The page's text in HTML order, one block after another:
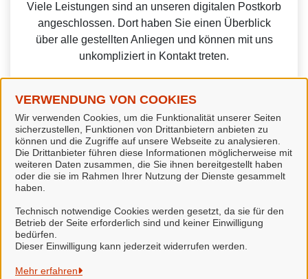
VERWENDUNG VON COOKIES
Wir verwenden Cookies, um die Funktionalität unserer Seiten
sicherzustellen, Funktionen von Drittanbietern anbieten zu
können und die Zugriffe auf unsere Webseite zu analysieren.
Die Drittanbieter führen diese Informationen möglicherweise mit
weiteren Daten zusammen, die Sie ihnen bereitgestellt haben
oder die sie im Rahmen Ihrer Nutzung der Dienste gesammelt
haben.
Technisch notwendige Cookies werden gesetzt, da sie für den
Betrieb der Seite erforderlich sind und keiner Einwilligung
bedürfen.
Dieser Einwilligung kann jederzeit widerrufen werden.
Mehr erfahren
Viele Leistungen sind an unseren digitalen Postkorb
angeschlossen. Dort haben Sie einen Überblick
über alle gestellten Anliegen und können mit uns
unkompliziert in Kontakt treten.
Weitere Informationen zur BundID finden Sie auf der
FAQ-Seite des Bundes.
Stadt Seesen
Alle Rechte vorbehalten